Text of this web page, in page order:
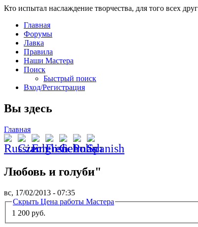
Кто испытал наслаждение творчества, для того всех
Главная
Форумы
Лавка
Правила
Наши Мастера
Поиск
Быстрый поиск
Вход/Регистрация
Вы здесь
Главная
Любовь и голуби"
вс, 17/02/2013 - 07:35
Скрыть Цена работы Мастера
1 200 руб.